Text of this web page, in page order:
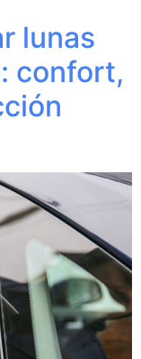
lunas
confort,